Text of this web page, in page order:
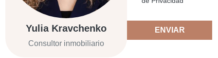
Yulia Kravchenko
Consultor inmobiliario
ENVIAR